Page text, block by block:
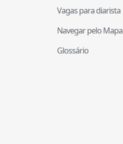
Vagas para diarista
Navegar pelo Mapa
Glossário